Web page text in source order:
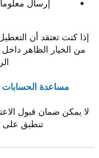
إرسال
إذا كنت تعتقد أن
من الخيار الظاهر
مساعدة الحسابات
لا يمكن ضمان قبول
تنطبق على